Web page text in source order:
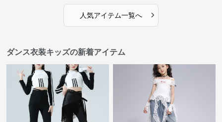
人気アイテム一覧へ ›
ダンス衣装キッズの新着アイテム